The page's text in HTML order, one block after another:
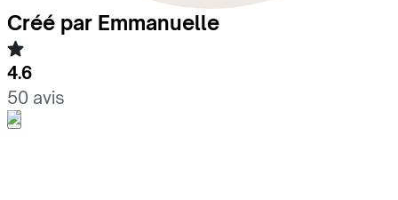
Créé par Emmanuelle
4.6
50 avis